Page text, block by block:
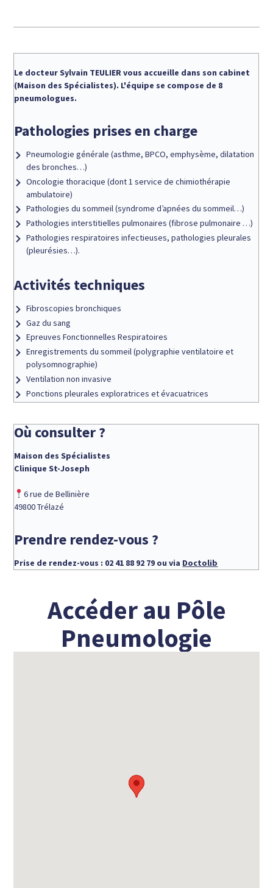
Le docteur Sylvain TEULIER vous accueille dans son cabinet
(Maison des Spécialistes). L'équipe se compose de 8
pneumologues.
Pathologies prises en charge
Pneumologie générale (asthme, BPCO, emphysème, dilatation
des bronches…)
Oncologie thoracique (dont 1 service de chimiothérapie
ambulatoire)
Pathologies du sommeil (syndrome d’apnées du sommeil…)
Pathologies interstitielles pulmonaires (fibrose pulmonaire …)
Pathologies respiratoires infectieuses, pathologies pleurales
(pleurésies…).
Activités techniques
Fibroscopies bronchiques
Gaz du sang
Epreuves Fonctionnelles Respiratoires
Enregistrements du sommeil (polygraphie ventilatoire et
polysomnographie)
Ventilation non invasive
Ponctions pleurales exploratrices et évacuatrices
Où consulter ?
Maison des Spécialistes
Clinique St-Joseph
6 rue de Bellinière
49800 Trélazé
Prendre rendez-vous ?
Prise de rendez-vous : 02 41 88 92 79 ou via Doctolib
Accéder au Pôle
Pneumologie